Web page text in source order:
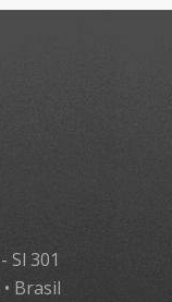
Sl 301
Brasil